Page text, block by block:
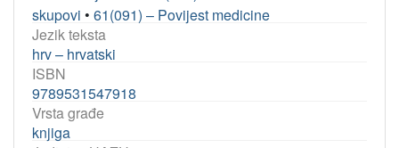
skupovi • 61(091) – Povijest medicine
Jezik teksta
hrv – hrvatski
ISBN
9789531547918
Vrsta građe
knjiga